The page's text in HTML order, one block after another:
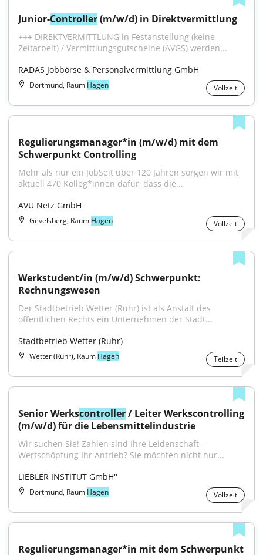
Junior-Controller (m/w/d) in Direktvermittlung
+++ DIREKTVERMITTLUNG in Festanstellung (keine
Zeitarbeit) / Vermittlungsgutscheine (AVGS) werden...
RADAS Jobbörse & Personalvermittlung GmbH
Dortmund, Raum Hagen Vollzeit
Regulierungsmanager*in (m/w/d) mit dem
Schwerpunkt Controlling
Mehr als nur ein JobSeit über 120 Jahren sorgen wir mit
aktuell 470 Kolleg*innen dafür, dass die...
AVU Netz GmbH
Gevelsberg, Raum Hagen Vollzeit
Werkstudent/in (m/w/d) Schwerpunkt:
Rechnungswesen
Der Stadtbetrieb Wetter (Ruhr) ist als Anstalt des
öffentlichen Rechts ein Unternehmen der Stadt...
Stadtbetrieb Wetter (Ruhr)
Wetter (Ruhr), Raum Hagen Teilzeit
Senior Werkscontroller / Leiter Werkscontrolling
(m/w/d) für die Lebensmittelindustrie
Wir suchen Sie! Zahlen sind Ihre Leidenschaft –
Wertschöpfung Ihr Antrieb? Sie möchten nicht nur...
LIEBLER INSTITUT GmbH''
Dortmund, Raum Hagen Vollzeit
Regulierungsmanager*in mit dem Schwerpunkt